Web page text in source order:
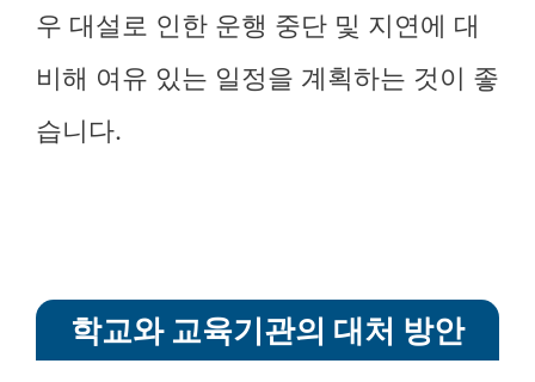
우 대설로 인한 운행 중단 및 지연에 대
비해 여유 있는 일정을 계획하는 것이 좋
습니다.
학교와 교육기관의 대처 방안